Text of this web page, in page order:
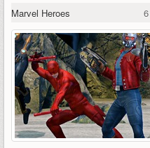
Marvel Heroes